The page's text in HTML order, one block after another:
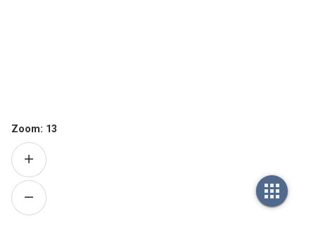
Zoom: 13